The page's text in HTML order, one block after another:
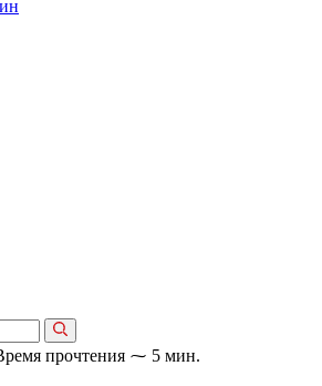
прочтения ⁓ 5 мин.